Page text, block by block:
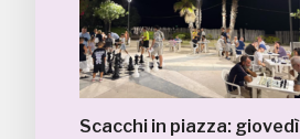
Scacchi in piazza: giovedì